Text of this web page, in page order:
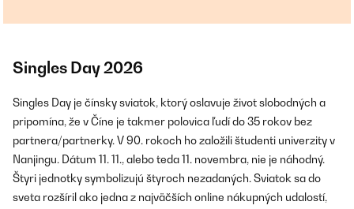
Singles Day 2026
Singles Day je čínsky sviatok, ktorý oslavuje život slobodných a
pripomína, že v Číne je takmer polovica ľudí do 35 rokov bez
partnera/partnerky. V 90. rokoch ho založili študenti univerzity v
Nanjingu. Dátum 11. 11., alebo teda 11. novembra, nie je náhodný.
Štyri jednotky symbolizujú štyroch nezadaných. Sviatok sa do
sveta rozšíril ako jedna z najväčších online nákupných udalostí,